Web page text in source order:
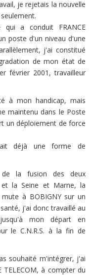
je rejetais la nouvelle
a conduit FRANCE
poste d'un niveau d'une
j'ai constitué
de mon état de
février 2001, travailleur
à mon handicap, mais
maintenu dans le Poste
un déploiement de force
déjà une forme de
la fusion des deux
et la Seine et Marne, la
mute à BOBIGNY sur un
j'ai donc travaillé au
mon départ en
le C.N.R.S. à la fin de
souhaité m'intégrer, j'ai
à compter du